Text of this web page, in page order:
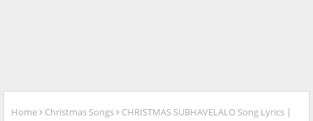
Home Christmas Songs
CHRISTMAS SUBHAVELALO Song Lyrics |